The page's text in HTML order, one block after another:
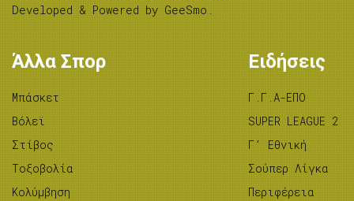
Developed & Powered by GeeSmo .
Άλλα Σπορ
Μπάσκετ
Βόλεϊ
Στίβος
Tοξοβολία
Κολύμβηση
Ειδήσεις
Γ.Γ.Α-ΕΠΟ
SUPER LEAGUE 2
Γ’ Εθνική
Σούπερ Λίγκα
Περιφέρεια